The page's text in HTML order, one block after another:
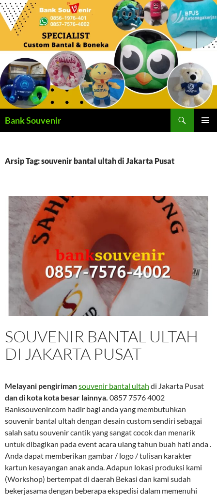
Langsung
ke
Bank Souvenir
Arsip Tag: souvenir bantal ultah di Jakarta Pusat
SOUVENIR BANTAL ULTAH
DI JAKARTA PUSAT
Melayani pengirimansouvenir bantal ultah di Jakarta Pusat
dan di kota kota besar lainnya. 0857 7576 4002
Banksouvenir.com hadir bagi anda yang membutuhkan
souvenir bantal ultah dengan desain custom sendiri sebagai
salah satu souvenir cantik yang sangat cocok dan menarik
untuk dibagikan pada event acara ulang tahun buah hati anda .
Anda dapat memberikan gambar / logo / tulisan karakter
kartun kesayangan anak anda. Adapun lokasi produksi kami
(Workshop) bertempat di daerah Bekasi dan kami sudah
bekerjasama dengan beberapa ekspedisi dalam memenuhi